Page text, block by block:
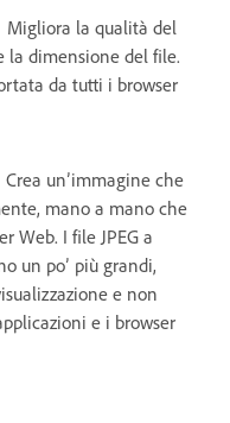
Migliora la qualità del
la dimensione del file.
da tutti i browser
Crea un’immagine che
mano a mano che
Web. I file JPEG a
un po’ più grandi,
e non
e i browser